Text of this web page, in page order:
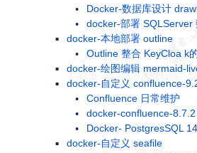
Docker-数据库设计
docker-部署 SQLServer
docker-本地部署 outline
Outline 整合 KeyCloa k
docker-绘图编辑 mermaid-
docker-自定义 confluence-
Confluence 日常维护
docker-confluence-8.7.2
Docker- PostgresSQL
docker-自定义 seafile